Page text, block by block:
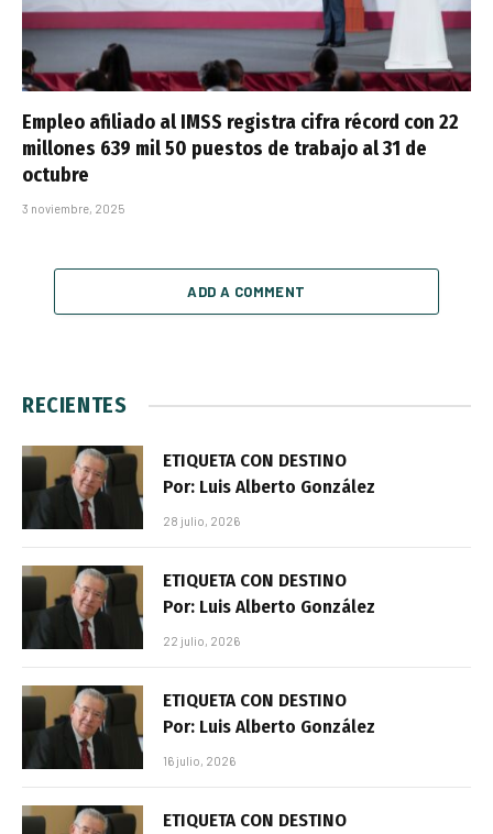
Empleo afiliado al IMSS registra cifra récord con 22
millones 639 mil 50 puestos de trabajo al 31 de
octubre
3 noviembre, 2025
ADD A COMMENT
RECIENTES
ETIQUETA CON DESTINO
Por: Luis Alberto González
28 julio, 2026
ETIQUETA CON DESTINO
Por: Luis Alberto González
22 julio, 2026
ETIQUETA CON DESTINO
Por: Luis Alberto González
16 julio, 2026
ETIQUETA CON DESTINO